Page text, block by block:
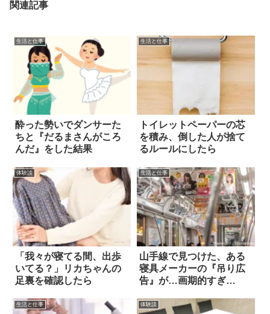
関連記事
生活と仕事
酔った勢いでダンサーた
ちと『だるまさんがころ
んだ』をした結果
生活と仕事
トイレットペーパーの芯
を積み、倒した人が捨て
るルールにしたら
体験談
「我々が寝てる間、出歩
いてる？」リカちゃんの
足裏を確認したら
生活と仕事
山手線で見つけた、ある
寝具メーカーの『吊り広
告』が…画期的すぎ
生活と仕事 体験談